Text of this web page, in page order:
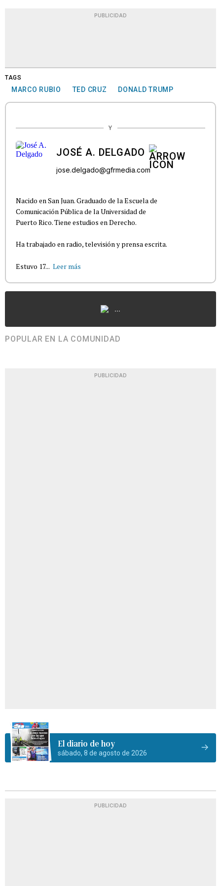
PUBLICIDAD
TAGS
MARCO RUBIO TED CRUZ DONALD TRUMP
Y
JOSÉ A. DELGADO
jose.delgado@gfrmedia.com
Nacido en San Juan. Graduado de la Escuela de
Comunicación Pública de la Universidad de
Puerto Rico. Tiene estudios en Derecho.
Ha trabajado en radio, televisión y prensa escrita.
Estuvo 17... Leer más
...
POPULAR EN LA COMUNIDAD
PUBLICIDAD
El diario de hoy
sábado, 8 de agosto de 2026
PUBLICIDAD